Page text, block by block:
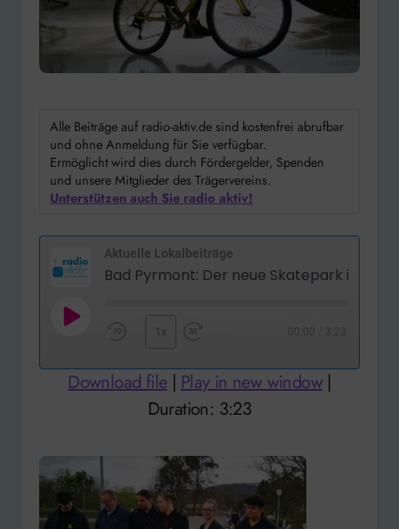
Alle Beiträge auf radio-aktiv.de sind kostenfrei abrufbar
und ohne Anmeldung für Sie verfügbar.
Ermöglicht wird dies durch Fördergelder, Spenden
und unsere Mitglieder des Trägervereins.
Unterstützen auch Sie radio aktiv!
Aktuelle Lokalbeiträge
Play
10
1x
Forward
3:23
Download file| Play in new window|
Duration: 3:23